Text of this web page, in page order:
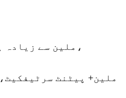
120 ملین سے زیادہ ہیموڈالیسس کے مریض،